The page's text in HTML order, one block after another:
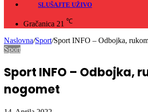
SLUŠAJTE UŽIVO
Gračanica 21 ℃
Naslovna/Sport/Sport INFO – Odbojka,
Sport
Sport INFO – Odbojka,
nogomet